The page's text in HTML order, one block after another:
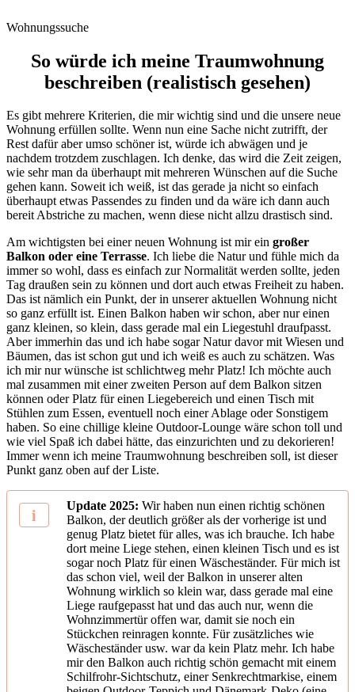
Wohnungssuche
So würde ich meine Traumwohnung
beschreiben (realistisch gesehen)
Es gibt mehrere Kriterien, die mir wichtig sind und die unsere neue
Wohnung erfüllen sollte. Wenn nun eine Sache nicht zutrifft, der
Rest dafür aber umso schöner ist, würde ich abwägen und je
nachdem trotzdem zuschlagen. Ich denke, das wird die Zeit zeigen,
wie sehr man da überhaupt mit mehreren Wünschen auf die Suche
gehen kann. Soweit ich weiß, ist das gerade ja nicht so einfach
überhaupt etwas Passendes zu finden und da wäre ich dann auch
bereit Abstriche zu machen, wenn diese nicht allzu drastisch sind.
Am wichtigsten bei einer neuen Wohnung ist mir ein großer
Balkon oder eine Terrasse. Ich liebe die Natur und fühle mich da
immer so wohl, dass es einfach zur Normalität werden sollte, jeden
Tag draußen sein zu können und dort auch etwas Freiheit zu haben.
Das ist nämlich ein Punkt, der in unserer aktuellen Wohnung nicht
so ganz erfüllt ist. Einen Balkon haben wir schon, aber nur einen
ganz kleinen, so klein, dass gerade mal ein Liegestuhl draufpasst.
Aber immerhin das und ich habe sogar Natur davor mit Wiesen und
Bäumen, das ist schon gut und ich weiß es auch zu schätzen. Was
ich mir nur wünsche ist schlichtweg mehr Platz! Ich möchte auch
mal zusammen mit einer zweiten Person auf dem Balkon sitzen
können oder Platz für einen Liegebereich und einen Tisch mit
Stühlen zum Essen, eventuell noch einer Ablage oder Sonstigem
haben. So eine chillige kleine Outdoor-Lounge wäre schon toll und
wie viel Spaß ich dabei hätte, das einzurichten und zu dekorieren!
Immer wenn ich meine Traumwohnung beschreiben soll, ist dieser
Punkt ganz oben auf der Liste.
Update 2025: Wir haben nun einen richtig schönen
Balkon, der deutlich größer als der vorherige ist und
genug Platz bietet für alles, was ich brauche. Ich habe
dort meine Liege stehen, einen kleinen Tisch und es ist
sogar noch Platz für einen Wäscheständer. Für mich ist
das schon viel, weil der Balkon in unserer alten
Wohnung wirklich so klein war, dass gerade mal eine
Liege raufgepasst hat und das auch nur, wenn die
Wohnzimmertür offen war, damit sie noch ein
Stückchen reinragen konnte. Für zusätzliches wie
Wäscheständer usw. war da kein Platz mehr. Ich habe
mir den Balkon auch richtig schön gemacht mit einem
Schilfrohr-Sichtschutz, einer Senkrechtmarkise, einem